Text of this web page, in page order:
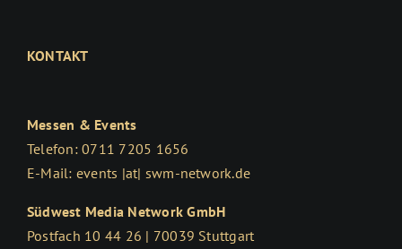
KONTAKT
Messen & Events
Telefon: 0711 7205 1656
E-Mail: events |at| swm-network.de
Südwest Media Network GmbH
Postfach 10 44 26 | 70039 Stuttgart